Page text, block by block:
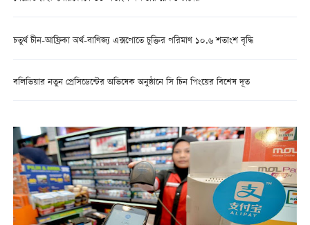
চতুর্থ চীন-আফ্রিকা অর্থ-বাণিজ্য এক্সপোতে চুক্তির পরিমাণ ১০.৬ শতাংশ বৃদ্ধি
বলিভিয়ার নতুন প্রেসিডেন্টের অভিষেক অনুষ্ঠানে সি চিন পিংয়ের বিশেষ দূত